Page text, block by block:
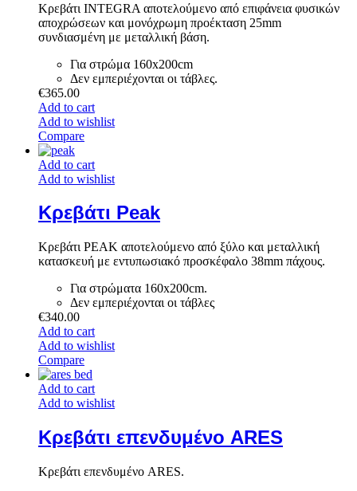
Κρεβάτι INTEGRA αποτελούμενο από επιφάνεια φυσικών
αποχρώσεων και μονόχρωμη προέκταση 25mm
συνδιασμένη με μεταλλική βάση.
Για στρώμα 160x200cm
Δεν εμπεριέχονται οι τάβλες.
€365.00
Add to cart
Add to wishlist
Compare
Add to cart
Add to wishlist
Κρεβάτι Peak
Κρεβάτι PEAK αποτελούμενο από ξύλο και μεταλλική
κατασκευή με εντυπωσιακό προσκέφαλο 38mm πάχους.
Για στρώματα 160x200cm.
Δεν εμπεριέχονται οι τάβλες
€340.00
Add to cart
Add to wishlist
Compare
Add to cart
Add to wishlist
Κρεβάτι επενδυμένο ARES
Κρεβάτι επενδυμένο ARES.